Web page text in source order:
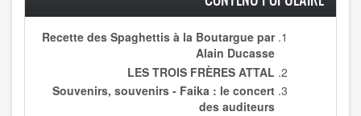
Recette des Spaghettis à la Boutargue par
Alain Ducasse
LES TROIS FRÈRES ATTAL
Souvenirs, souvenirs - Faika : le concert
des auditeurs